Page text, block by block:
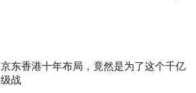
京东香港十年布局，竟然是为了这个千亿
级战